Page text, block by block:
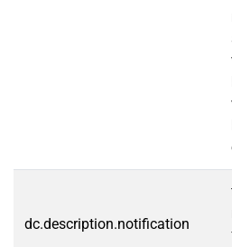
dc.description.notification